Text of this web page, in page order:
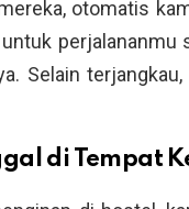
otomatis
perjalananmu
Selain
di Tempat